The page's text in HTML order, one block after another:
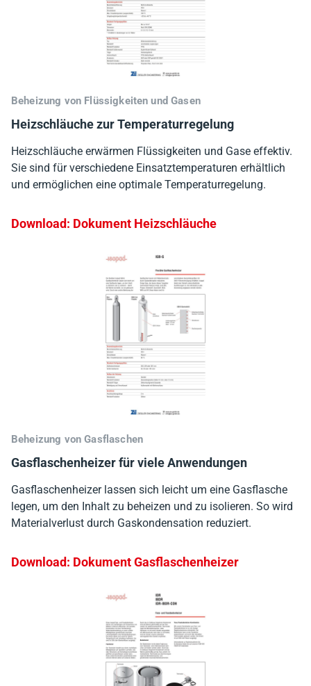
Beheizung von Flüssigkeiten und Gasen
Heizschläuche zur Temperaturregelung
Heizschläuche erwärmen Flüssigkeiten und Gase effektiv.
Sie sind für verschiedene Einsatztemperaturen erhältlich
und ermöglichen eine optimale Temperaturregelung.
Download: Dokument Heizschläuche
Beheizung von Gasflaschen
Gasflaschenheizer für viele Anwendungen
Gasflaschenheizer lassen sich leicht um eine Gasflasche
legen, um den Inhalt zu beheizen und zu isolieren. So wird
Materialverlust durch Gaskondensation reduziert.
Download: Dokument Gasflaschenheizer